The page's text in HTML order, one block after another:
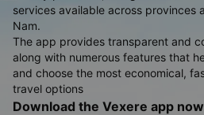
services available across provinces
Nam.
The app provides transparent and
along with numerous features that
and choose the most economical,
travel options
Download the Vexere app now